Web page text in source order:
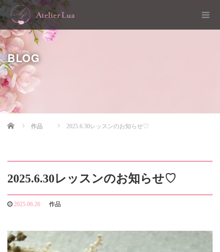
BLOG
Home 作品 2025.6.30レッスンのお知らせ♡
2025.6.30レッスンのお知らせ♡
2025.06.26 作品